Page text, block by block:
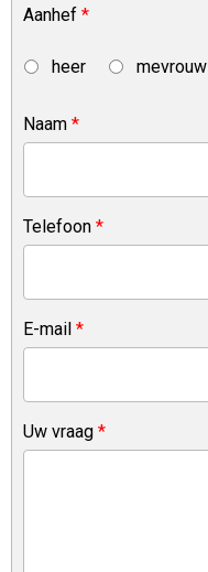
Aanhef *
heer mevrouw
Naam *
Telefoon *
E-mail *
Uw vraag *